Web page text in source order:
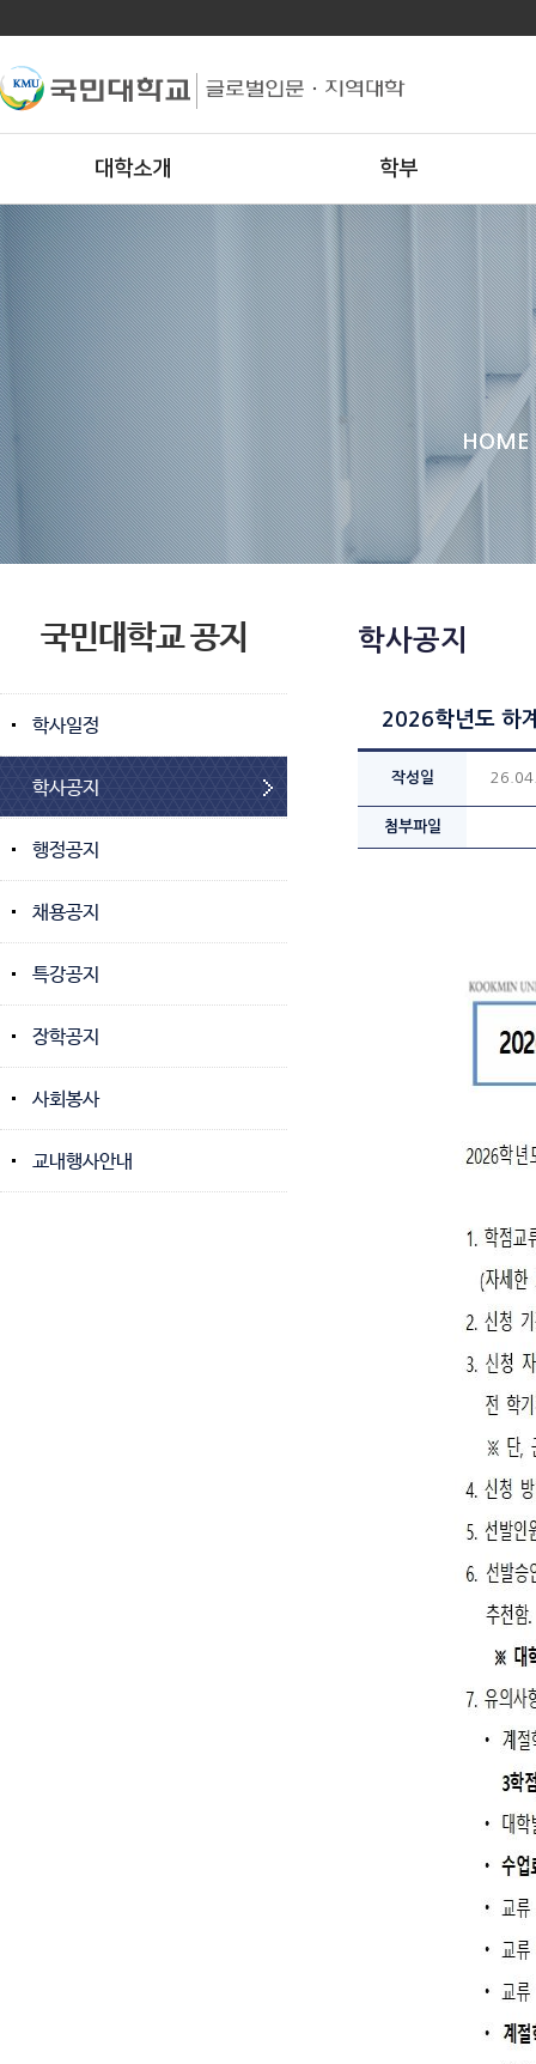
대학소개 학부
HOME
국민대학교 공지
학사일정
학사공지
행정공지
채용공지
특강공지
장학공지
사회봉사
교내행사안내
학사공지
2026학년도 하
작성일
첨부파일